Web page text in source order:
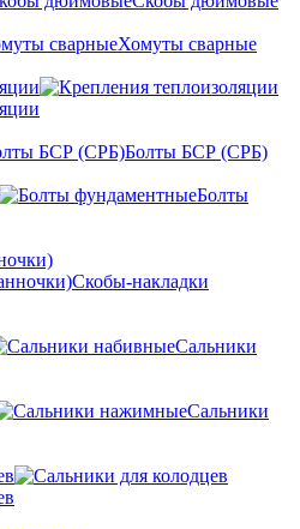
Хомуты сварные
Болты БСР (СРБ)
Болты
Скобы-накладки
Сальники
Сальники